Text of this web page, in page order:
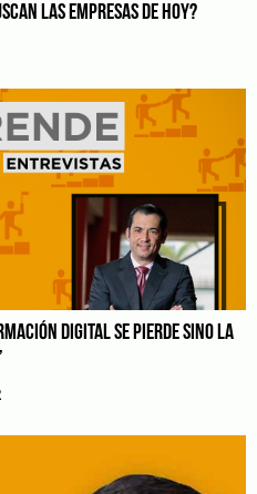
LAS EMPRESAS DE HOY?
DIGITAL SE PIERDE SINO LA